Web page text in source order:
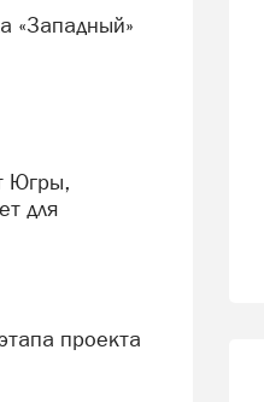
«Западный»
для